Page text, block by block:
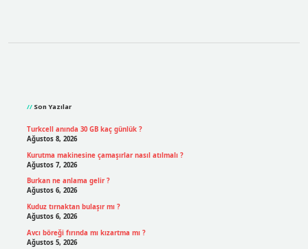
Son Yazılar
Turkcell anında 30 GB kaç günlük ?
Ağustos 8, 2026
Kurutma makinesine çamaşırlar nasıl atılmalı ?
Ağustos 7, 2026
Burkan ne anlama gelir ?
Ağustos 6, 2026
Kuduz tırnaktan bulaşır mı ?
Ağustos 6, 2026
Avcı böreği fırında mı kızartma mı ?
Ağustos 5, 2026